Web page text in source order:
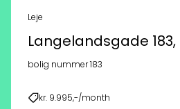
Leje
Langelandsgade 183,
bolig nummer 183
kr. 9.995,-/month